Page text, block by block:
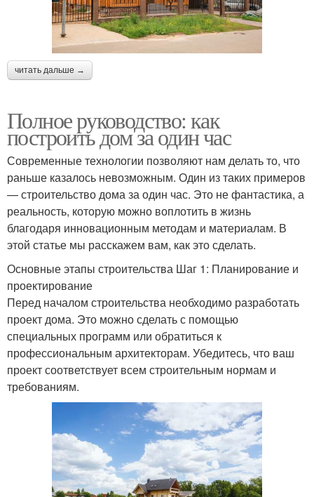
читать дальше →
Полное руководство: как
построить дом за один час
Современные технологии позволяют нам делать то, что
раньше казалось невозможным. Один из таких примеров
— строительство дома за один час. Это не фантастика, а
реальность, которую можно воплотить в жизнь
благодаря инновационным методам и материалам. В
этой статье мы расскажем вам, как это сделать.
Основные этапы строительства Шаг 1: Планирование и
проектирование
Перед началом строительства необходимо разработать
проект дома. Это можно сделать с помощью
специальных программ или обратиться к
профессиональным архитекторам. Убедитесь, что ваш
проект соответствует всем строительным нормам и
требованиям.